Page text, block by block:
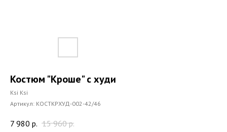
Костюм "Кроше" с худи
Ksi Ksi
Артикул: КОСТКРХУД-002-42/46
7 980 р. 15 960 р.